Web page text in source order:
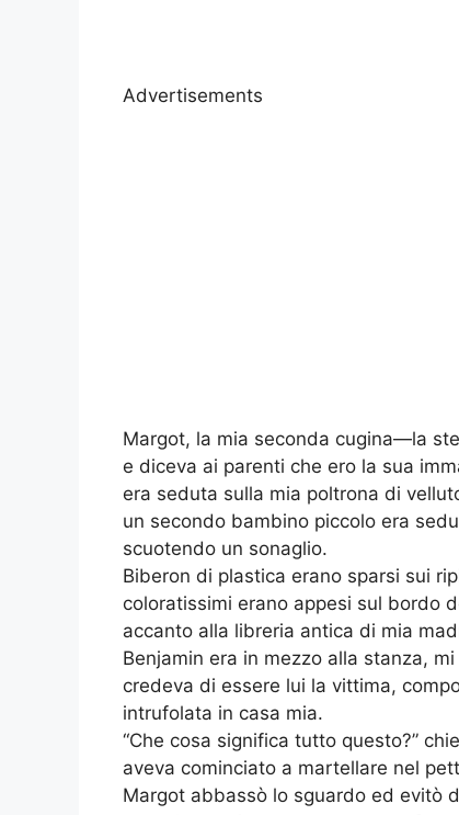
Advertisements
Margot, la mia seconda cugina—la
e diceva ai parenti che ero la sua
era seduta sulla mia poltrona di
un secondo bambino piccolo era
scuotendo un sonaglio.
Biberon di plastica erano sparsi sui
coloratissimi erano appesi sul bordo
accanto alla libreria antica di mia
Benjamin era in mezzo alla stanza,
credeva di essere lui la vittima,
intrufolata in casa mia.
“Che cosa significa tutto questo?”
aveva cominciato a martellare nel
Margot abbassò lo sguardo ed evitò